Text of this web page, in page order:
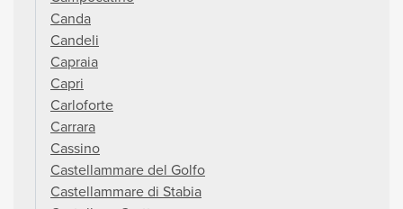
Canda
Candeli
Capraia
Capri
Carloforte
Carrara
Cassino
Castellammare del Golfo
Castellammare di Stabia